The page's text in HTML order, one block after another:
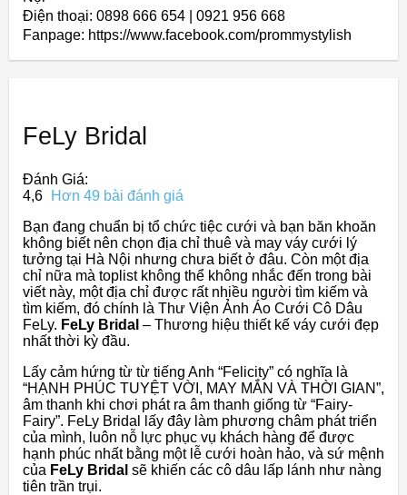
Điện thoại: 0898 666 654 | 0921 956 668
Fanpage: https://www.facebook.com/prommystylish
FeLy Bridal
Đánh Giá:
4,6
Hơn 49 bài đánh giá
Bạn đang chuẩn bị tổ chức tiệc cưới và bạn băn khoăn
không biết nên chọn địa chỉ thuê và may váy cưới lý
tưởng tại Hà Nội nhưng chưa biết ở đâu. Còn một địa
chỉ nữa mà toplist không thể không nhắc đến trong bài
viết này, một địa chỉ được rất nhiều người tìm kiếm và
tìm kiếm, đó chính là Thư Viện Ảnh Áo Cưới Cô Dâu
FeLy. FeLy Bridal – Thương hiệu thiết kế váy cưới đẹp
nhất thời kỳ đầu.
Lấy cảm hứng từ từ tiếng Anh “Felicity” có nghĩa là
“HẠNH PHÚC TUYỆT VỜI, MAY MẮN VÀ THỜI GIAN”,
âm thanh khi chơi phát ra âm thanh giống từ “Fairy-
Fairy”. FeLy Bridal lấy đây làm phương châm phát triển
của mình, luôn nỗ lực phục vụ khách hàng để được
hạnh phúc nhất bằng một lễ cưới hoàn hảo, và sứ mệnh
của FeLy Bridal sẽ khiến các cô dâu lấp lánh như nàng
tiên trần trụi.